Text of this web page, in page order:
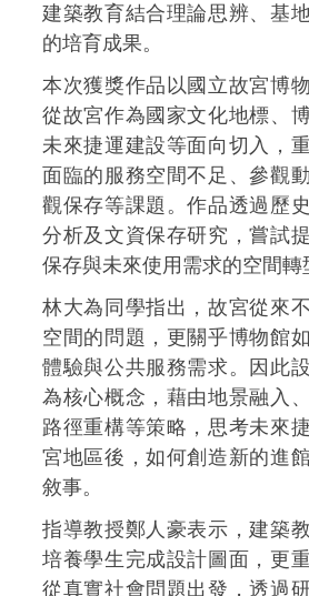
建築教育結合理論思辨、基
的培育成果。
本次獲獎作品以國立故宮博
從故宮作為國家文化地標、
未來捷運建設等面向切入，
面臨的服務空間不足、參觀
觀保存等課題。作品透過歷
分析及文資保存研究，嘗試
保存與未來使用需求的空間轉
林大為同學指出，故宮從來
空間的問題，更關乎博物館
體驗與公共服務需求。因此
為核心概念，藉由地景融入
路徑重構等策略，思考未來
宮地區後，如何創造新的進
敘事。
指導教授鄭人豪表示，建築
培養學生完成設計圖面，更
從真實社會問題出發，透過